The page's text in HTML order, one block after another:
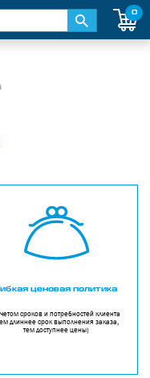
0
ценовая политика
сроков и потребностей клиента
длиннее срок выполнения заказа,
тем доступнее цены)